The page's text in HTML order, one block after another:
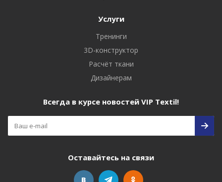
Услуги
Тренинги
3D-конструктор
Расчёт ткани
Дизайнерам
Всегда в курсе новостей VIP Textil!
Оставайтесь на связи